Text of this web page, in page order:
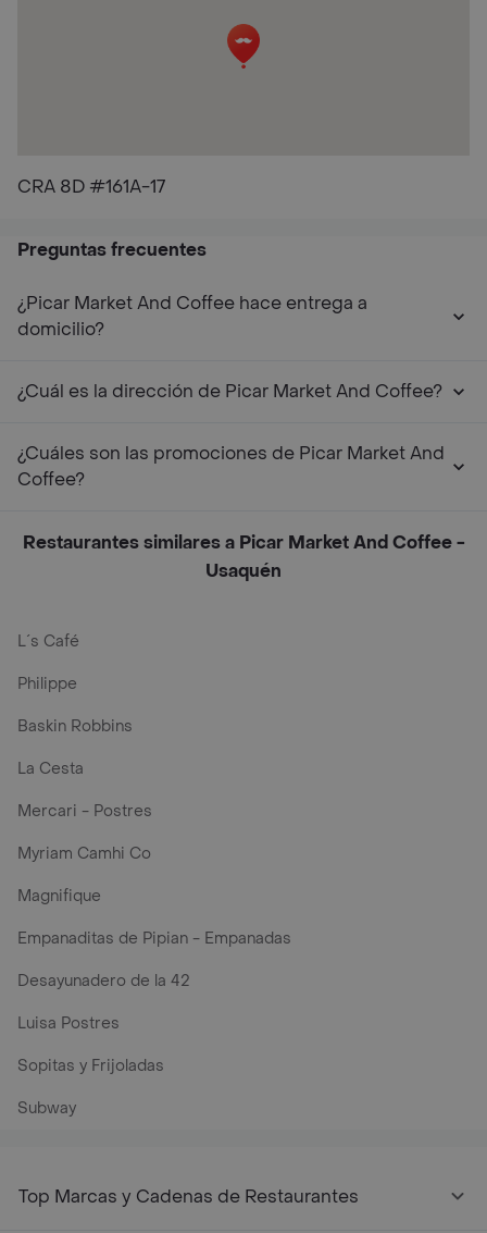
CRA 8D #161A-17
Preguntas frecuentes
¿Picar Market And Coffee hace entrega a
domicilio?
¿Cuál es la dirección de Picar Market And Coffee?
¿Cuáles son las promociones de Picar Market And
Coffee?
Restaurantes similares a Picar Market And Coffee -
Usaquén
L´s Café
Philippe
Baskin Robbins
La Cesta
Mercari - Postres
Myriam Camhi Co
Magnifique
Empanaditas de Pipian - Empanadas
Desayunadero de la 42
Luisa Postres
Sopitas y Frijoladas
Subway
Top Marcas y Cadenas de Restaurantes